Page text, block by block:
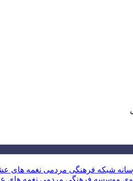
شبکه فرهنگی مردمی نغمه های
موسسه فرهنگی مردمی نغمه های